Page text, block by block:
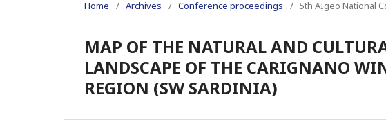
Home / Archives / Conference proceedings / 5th AIgeo National
MAP OF THE NATURAL AND
LANDSCAPE OF THE CARIGNANO
REGION (SW SARDINIA)